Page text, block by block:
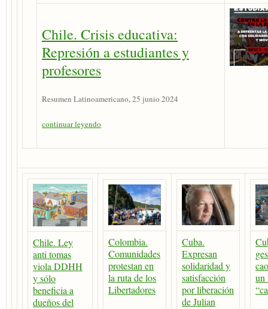
Chile. Crisis educativa:
Represión a estudiantes y
profesores
Resumen Latinoamericano, 25 junio 2024
continuar leyendo
Chile. Ley
anti tomas
viola DDHH
y sólo
beneficia a
dueños del
Colombia.
Comunidades
protestan en
la ruta de los
Libertadores
Cuba.
Expresan
solidaridad y
satisfacción
por liberación
de Julian
un